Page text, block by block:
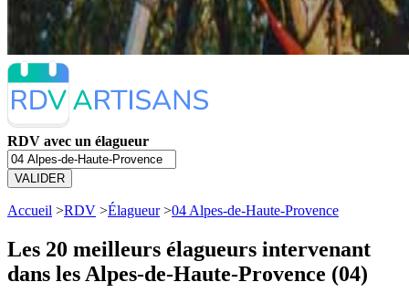
RDV avec un élagueur
VALIDER
Accueil >RDV >Élagueur>04 Alpes-de-Haute-Provence
Les 20 meilleurs élagueurs intervenant
dans les Alpes-de-Haute-Provence (04)